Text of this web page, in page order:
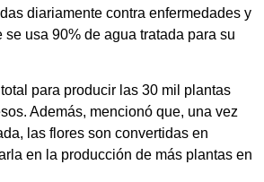
diariamente contra enfermedades y
se usa 90% de agua tratada para su
para producir las 30 mil plantas
Además, mencionó que, una vez
las flores son convertidas en
en la producción de más plantas en